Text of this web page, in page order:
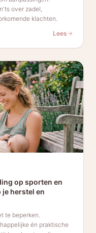
over zadel,
klachten.
Lees
op sporten en
je herstel en
te beperken.
én praktische